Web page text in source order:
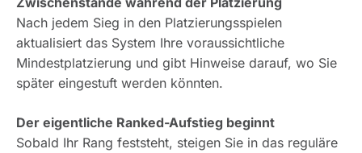
Nach jedem Sieg in den Platzierungsspielen
aktualisiert das System Ihre voraussichtliche
Mindestplatzierung und gibt Hinweise darauf, wo Sie
später eingestuft werden könnten.
Der eigentliche Ranked-Aufstieg beginnt
Sobald Ihr Rang feststeht, steigen Sie in das reguläre